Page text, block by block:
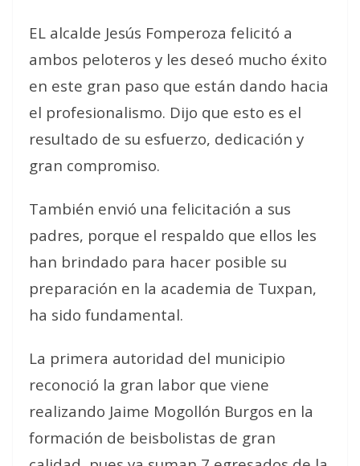
EL alcalde Jesús Fomperoza felicitó a
ambos peloteros y les deseó mucho éxito
en este gran paso que están dando hacia
el profesionalismo. Dijo que esto es el
resultado de su esfuerzo, dedicación y
gran compromiso.
También envió una felicitación a sus
padres, porque el respaldo que ellos les
han brindado para hacer posible su
preparación en la academia de Tuxpan,
ha sido fundamental.
La primera autoridad del municipio
reconoció la gran labor que viene
realizando Jaime Mogollón Burgos en la
formación de beisbolistas de gran